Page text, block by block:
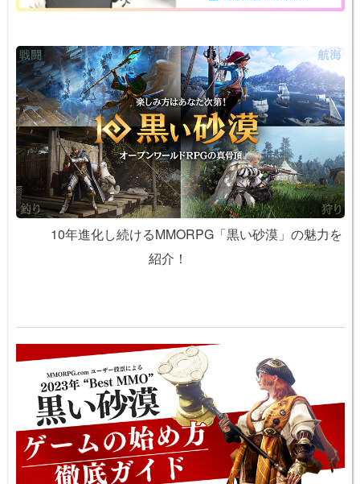
10年進化し続けるMMORPG「黒い砂漠」の魅力を
紹介！